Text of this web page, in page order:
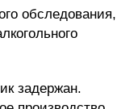
обследования,
задержан.